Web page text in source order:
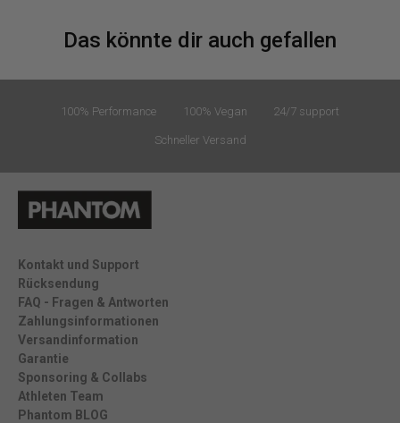
Das könnte dir auch gefallen
100% Performance 100% Vegan 24/7 support
Schneller Versand
Kontakt und Support
Rücksendung
FAQ - Fragen & Antworten
Zahlungsinformationen
Versandinformation
Garantie
Sponsoring & Collabs
Athleten Team
Phantom BLOG